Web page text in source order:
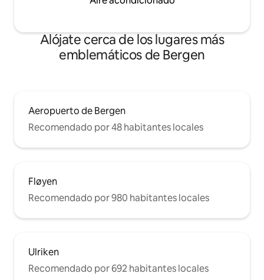
Alójate cerca de los lugares más
emblemáticos de Bergen
Aeropuerto de Bergen
Recomendado por 48 habitantes locales
Fløyen
Recomendado por 980 habitantes locales
Ulriken
Recomendado por 692 habitantes locales